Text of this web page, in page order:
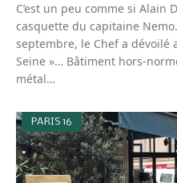
C’est un peu comme si Alain
casquette du capitaine
septembre, le Chef a dévoilé
Seine »… Bâtiment hors-
métal…
PARIS 16